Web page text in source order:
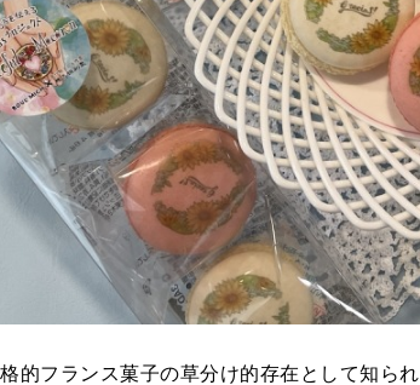
的フランス菓子の草分け的存在として知ら